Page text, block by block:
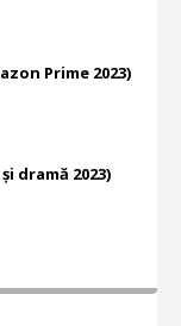
Prime 2023)
dramă 2023)